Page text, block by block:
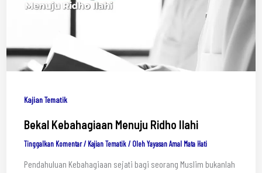
Kajian Tematik
Bekal Kebahagiaan Menuju Ridho Ilahi
Tinggalkan Komentar / Kajian Tematik/ OlehYayasan Amal Mata Hati
Pendahuluan Kebahagiaan sejati bagi seorang Muslim bukanlah